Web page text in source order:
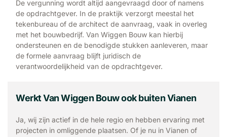
De vergunning wordt altijd aangevraagd door of namens
de opdrachtgever. In de praktijk verzorgt meestal het
tekenbureau of de architect de aanvraag, vaak in overleg
met het bouwbedrijf. Van Wiggen Bouw kan hierbij
ondersteunen en de benodigde stukken aanleveren, maar
de formele aanvraag blijft juridisch de
verantwoordelijkheid van de opdrachtgever.
Werkt Van Wiggen Bouw ook buiten Vianen
Ja, wij zijn actief in de hele regio en hebben ervaring met
projecten in omliggende plaatsen. Of je nu in Vianen of